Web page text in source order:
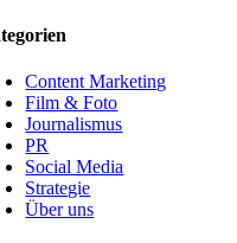
Content Marketing
Film & Foto
Journalismus
PR
Social Media
Strategie
Über uns